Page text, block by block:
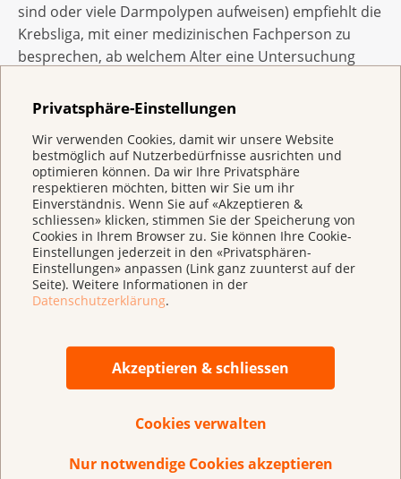
Privatsphäre-Einstellungen
Wir verwenden Cookies, damit wir unsere Website
bestmöglich auf Nutzerbedürfnisse ausrichten und
optimieren können. Da wir Ihre Privatsphäre
respektieren möchten, bitten wir Sie um ihr
Einverständnis. Wenn Sie auf «Akzeptieren &
schliessen» klicken, stimmen Sie der Speicherung von
Cookies in Ihrem Browser zu. Sie können Ihre Cookie-
Einstellungen jederzeit in den «Privatsphären-
Einstellungen» anpassen (Link ganz zuunterst auf der
Seite). Weitere Informationen in der
Datenschutzerklärung.
Akzeptieren & schliessen
Cookies verwalten
Nur notwendige Cookies akzeptieren
sind oder viele Darmpolypen aufweisen) empfiehlt die
Krebsliga, mit einer medizinischen Fachperson zu
besprechen, ab welchem Alter eine Untersuchung
Stuhl, verändertem Stuhlgang und ungewolltem
Gewichtsverlust sollten diese mit der Hausärztin oder
dem Hausarzt besprechen.
Weitere Informationen
Früherkennung von Darmkrebs
Früherkennungsprogrammen haben
Medienkontakt
Krebsliga Schweiz